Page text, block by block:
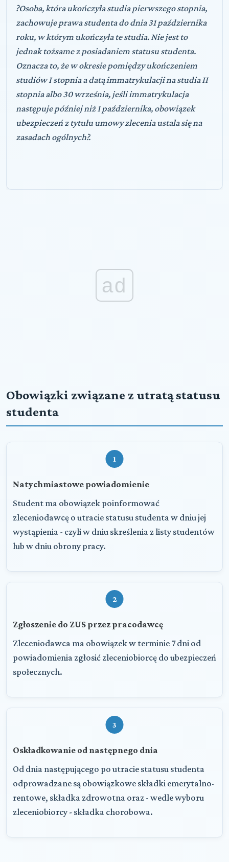
?Osoba, która ukończyła studia pierwszego stopnia,
zachowuje prawa studenta do dnia 31 października
roku, w którym ukończyła te studia. Nie jest to
jednak tożsame z posiadaniem statusu studenta.
Oznacza to, że w okresie pomiędzy ukończeniem
studiów I stopnia a datą immatrykulacji na studia II
stopnia albo 30 września, jeśli immatrykulacja
następuje później niż 1 października, obowiązek
ubezpieczeń z tytułu umowy zlecenia ustala się na
zasadach ogólnych?.
ad
Obowiązki związane z utratą statusu
studenta
1
Natychmiastowe powiadomienie
Student ma obowiązek poinformować
zleceniodawcę o utracie statusu studenta w dniu jej
wystąpienia - czyli w dniu skreślenia z listy studentów
lub w dniu obrony pracy.
2
Zgłoszenie do ZUS przez pracodawcę
Zleceniodawca ma obowiązek w terminie 7 dni od
powiadomienia zgłosić zleceniobiorcę do ubezpieczeń
społecznych.
3
Oskładkowanie od następnego dnia
Od dnia następującego po utracie statusu studenta
odprowadzane są obowiązkowe składki emerytalno-
rentowe, składka zdrowotna oraz - wedle wyboru
zleceniobiorcy - składka chorobowa.